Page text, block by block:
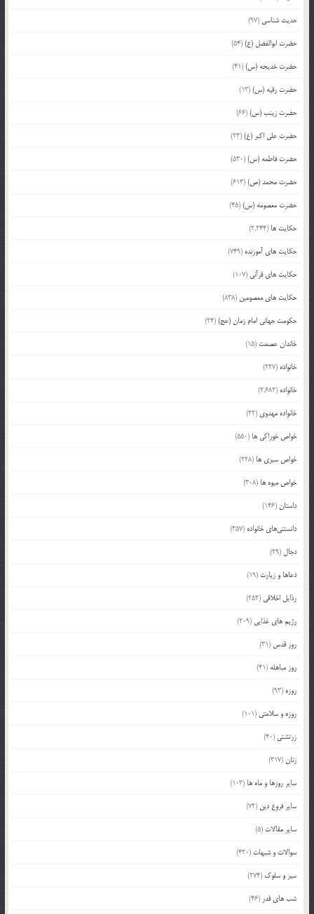
حدیث شناسی (97)
حضرت ابوالفضل (ع)(54)
حضرت خدیجه (س)(41)
حضرت رقیه (س)(13)
حضرت زینب (س)(66)
حضرت علی اکبر (ع)(23)
حضرت فاطمه (س)(530)
حضرت محمد (ص)(613)
حضرت معصومه (س)(45)
حکایت ها (2,244)
حکایت های آموزنده (749)
حکایت های قرآنی (107)
حکایت های معصومین (838)
حکومت جهانی امام زمان (عج)(24)
خاندان عصمت (15)
خانواده (227)
خانواده (2,682)
خانواده مهدوی (22)
خواص خوراکی ها (550)
خواص سبزی ها (228)
خواص میوه ها (308)
داستان(146)
دانستنی‌های خانواده (357)
دجال (29)
دعاها و زیارت (19)
رذایل اخلاقی (252)
رژیم های غذایی (209)
روز قدس (31)
روز مباهله (41)
روزه (93)
روزه و سلامتی (101)
زرتشتی (40)
زنان(317)
سایر روزها و ماه ها (103)
سایر فروع دین (72)
سایر مقالات (5)
سوالات و شبهات (420)
سیر و سلوک (274)
شب های قدر (46)